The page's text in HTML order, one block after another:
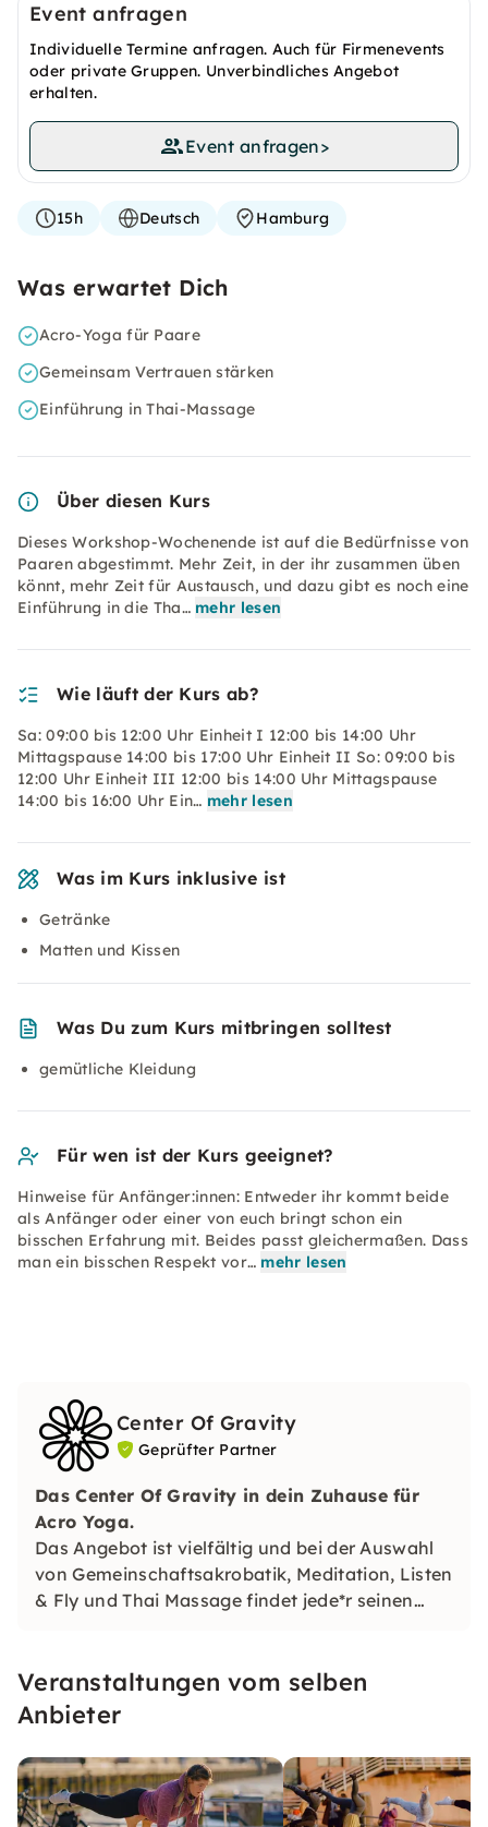
Event anfragen
Individuelle Termine anfragen. Auch für Firmenevents
oder private Gruppen. Unverbindliches Angebot
erhalten.
Event anfragen>
15h Deutsch Hamburg
Was erwartet Dich
Acro-Yoga für Paare
Gemeinsam Vertrauen stärken
Einführung in Thai-Massage
Über diesen Kurs
Dieses Workshop-Wochenende ist auf die Bedürfnisse von
Paaren abgestimmt. Mehr Zeit, in der ihr zusammen üben
könnt, mehr Zeit für Austausch, und dazu gibt es noch eine
Einführung in die Tha… mehr lesen
Wie läuft der Kurs ab?
Sa: 09:00 bis 12:00 Uhr Einheit I 12:00 bis 14:00 Uhr
Mittagspause 14:00 bis 17:00 Uhr Einheit II So: 09:00 bis
12:00 Uhr Einheit III 12:00 bis 14:00 Uhr Mittagspause
14:00 bis 16:00 Uhr Ein… mehr lesen
Was im Kurs inklusive ist
Getränke
Matten und Kissen
Was Du zum Kurs mitbringen solltest
gemütliche Kleidung
Für wen ist der Kurs geeignet?
Hinweise für Anfänger:innen: Entweder ihr kommt beide
als Anfänger oder einer von euch bringt schon ein
bisschen Erfahrung mit. Beides passt gleichermaßen. Dass
man ein bisschen Respekt vor… mehr lesen
Center Of Gravity
Geprüfter Partner
Das Center Of Gravity in dein Zuhause für
Acro Yoga.
Das Angebot ist vielfältig und bei der Auswahl
von Gemeinschaftsakrobatik, Meditation, Listen
& Fly und Thai Massage findet jede*r seinen
Veranstaltungen vom selben
Anbieter